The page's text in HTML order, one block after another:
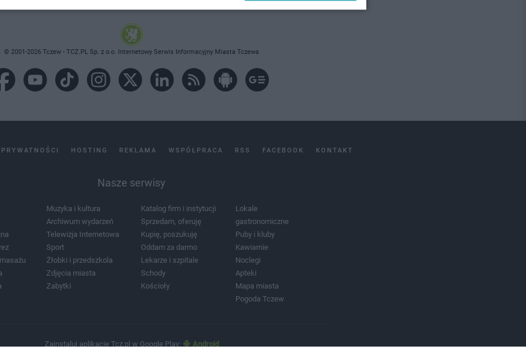
© 2001-2026 Tczew - TCZ.PL Sp. z o.o. Internetowy Serwis Informacyjny Miasta Tczewa
HOSTING REKLAMA WSPÓŁPRACA RSS FACEBOOK KONTAKT
Nasze serwisy
Muzyka i kultura
Archiwum wydarzeń
Telewizja Internetowa
Sport
Żłobki i przedszkola
Zdjęcia miasta
Zabytki
Katalog firm i instytucji
Sprzedam, oferuję
Kupię, poszukuję
Oddam za darmo
Lekarze i szpitale
Schody
Kościoły
Lokale
gastronomiczne
Puby i kluby
Kawiarnie
Noclegi
Apteki
Mapa miasta
Pogoda Tczew
Zainstaluj aplikację Tcz.pl w Google Play: Android